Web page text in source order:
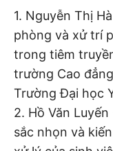
1. Nguyễn Thị
phòng và xử trí
trong tiêm
trường Cao
Trường Đại học
2. Hồ Văn
sắc nhọn và